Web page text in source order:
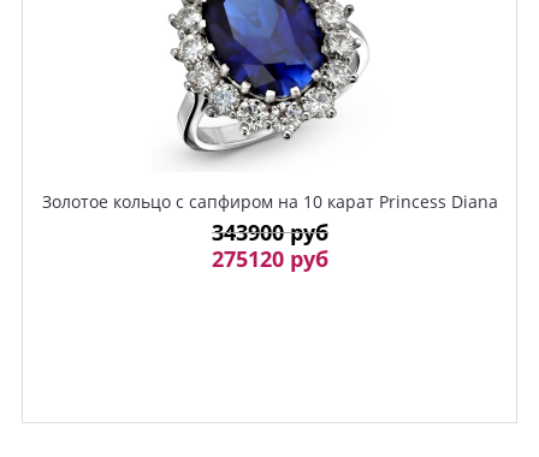
Золотое кольцо с сапфиром на 10 карат Princess Diana
343900 руб
275120 руб